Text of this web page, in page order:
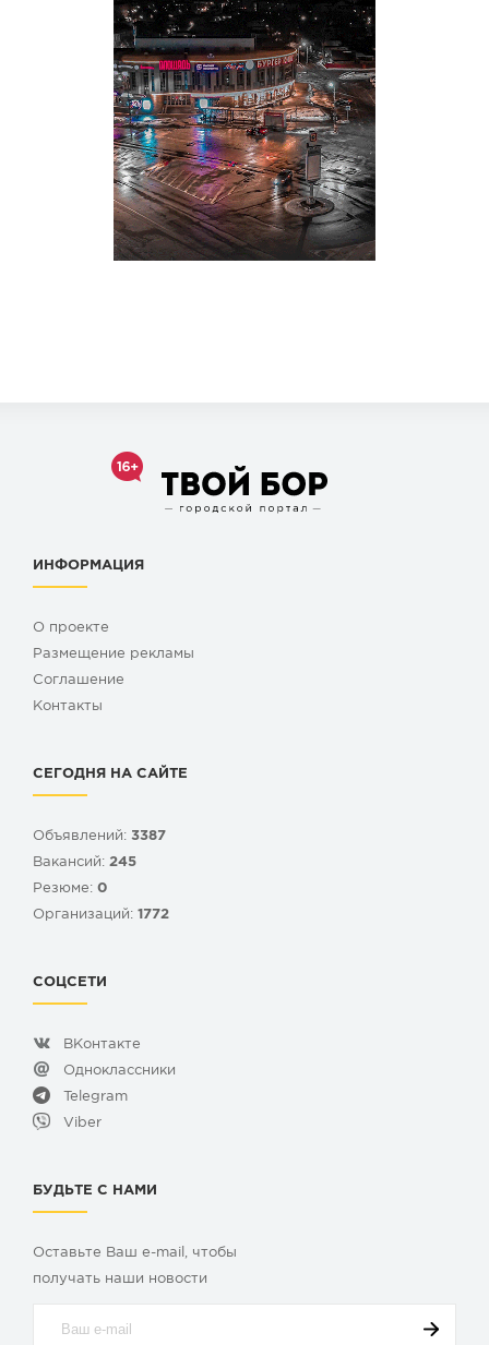
ИНФОРМАЦИЯ
О проекте
Размещение рекламы
Cоглашение
Контакты
СЕГОДНЯ НА САЙТЕ
Объявлений: 3387
Вакансий: 245
Резюме: 0
Организаций: 1772
СОЦСЕТИ
ВКонтакте
Одноклассники
Telegram
Viber
БУДЬТЕ С НАМИ
Оставьте Ваш e-mail, чтобы
получать наши новости